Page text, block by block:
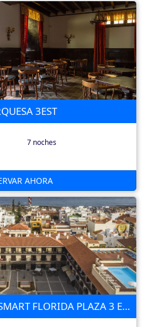
3EST
7 noches
AHORA
APARTAMENTOS BE SMART FLORIDA PLAZA 3 ESTRELLAS